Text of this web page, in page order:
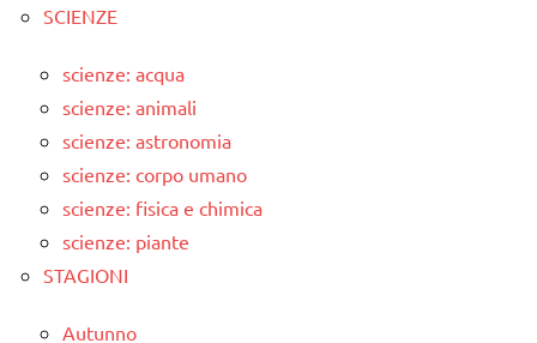
SCIENZE
scienze: acqua
scienze: animali
scienze: astronomia
scienze: corpo umano
scienze: fisica e chimica
scienze: piante
STAGIONI
Autunno